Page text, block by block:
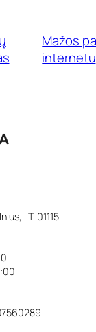
Mažos
internetu
LT-01115